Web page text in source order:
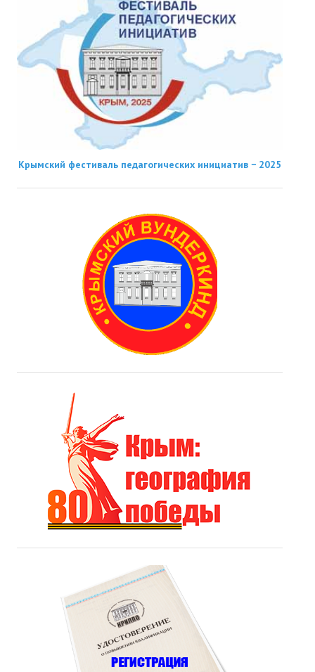
Крымский фестиваль педагогических инициатив − 2025